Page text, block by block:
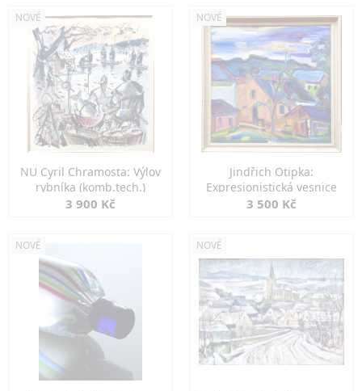
NOVÉ
NU Cyril Chramosta: Výlov
rybníka (komb.tech.)
3 900 Kč
NOVÉ
Jindřich Otipka:
Expresionistická vesnice
3 500 Kč
NOVÉ NOVÉ